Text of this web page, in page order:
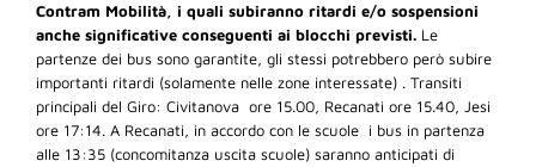
Contram Mobilità, i quali subiranno ritardi e/o sospensioni
anche significative conseguenti ai blocchi previsti. Le
partenze dei bus sono garantite, gli stessi potrebbero però subire
importanti ritardi (solamente nelle zone interessate) . Transiti
principali del Giro: Civitanova ore 15.00, Recanati ore 15.40, Jesi
ore 17:14. A Recanati, in accordo con le scuole i bus in partenza
alle 13:35 (concomitanza uscita scuole) saranno anticipati di